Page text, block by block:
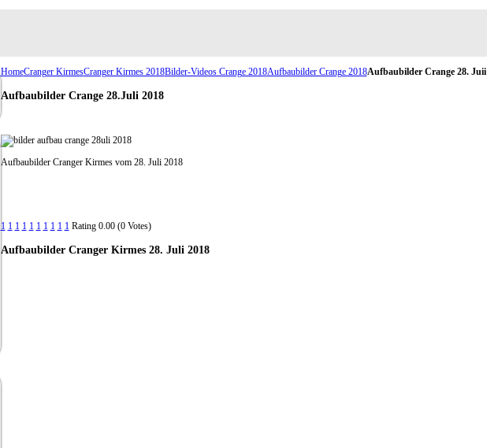
HomeCranger KirmesCranger Kirmes 2018Bilder-Videos Crange 2018Aufbaubilder Crange 2018Aufbaubilder Crange 28. Juii
Aufbaubilder Crange 28.Juli 2018
Aufbaubilder Cranger Kirmes vom 28. Juli 2018
1 1 1 1 1 1 1 1 1 1 Rating 0.00 (0 Votes)
AufbaubilderCranger Kirmes 28. Juli 2018